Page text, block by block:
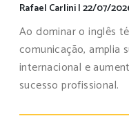
Rafael Carlini|22/07/
Ao dominar o inglês
comunicação, amplia
internacional e
sucesso profissional.